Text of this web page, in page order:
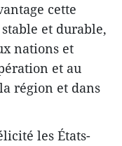
cette
et durable,
nations et
et au
région et dans
les États-